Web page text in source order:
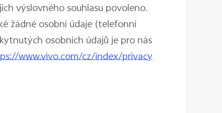
výslovného souhlasu povoleno.
žádné osobní údaje (telefonní
osobních údajů je pro nás
www.vivo.com/cz/index/privacy